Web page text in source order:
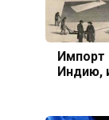
Импорт
Индию,